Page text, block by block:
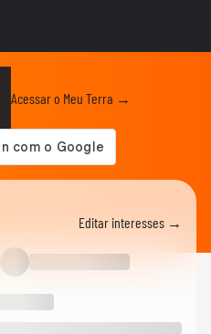
com festa no
destaque na Copa...
na Tailândia, mata um
outros...
em iate após polêmica
e ironiza:...
Acessar o Meu Terra →
Editar interesses →